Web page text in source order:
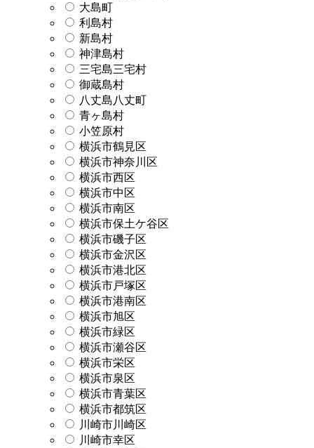
大島町
利島村
新島村
神津島村
三宅島三宅村
御蔵島村
八丈島八丈町
青ヶ島村
小笠原村
横浜市鶴見区
横浜市神奈川区
横浜市西区
横浜市中区
横浜市南区
横浜市保土ケ谷区
横浜市磯子区
横浜市金沢区
横浜市港北区
横浜市戸塚区
横浜市港南区
横浜市旭区
横浜市緑区
横浜市瀬谷区
横浜市栄区
横浜市泉区
横浜市青葉区
横浜市都筑区
川崎市川崎区
川崎市幸区